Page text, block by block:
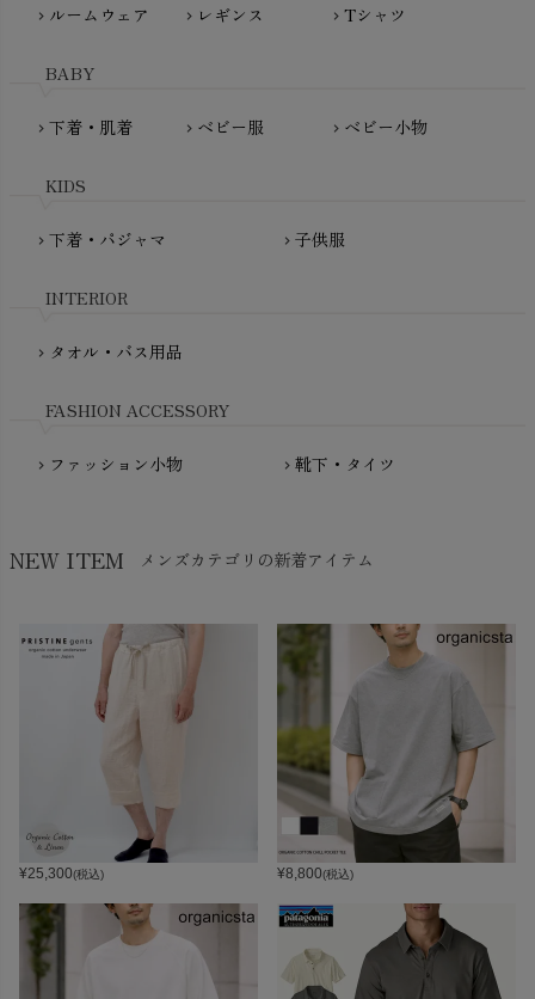
Haruulala（ハルウララ）
PeopleTree（ピープルツリー）
PRISTINE（プリスティン）
fromF（フロムエフ）
maggies（マギーズ）
MATONA（マトナ）
mini rodini（ミニロディーニ）
My Little Cozmo（マイリトルコズモ）
NewNative（ニューネイティブ）
chevron_right ルームウェア chevron_right レギンス chevron_rightTシャツ
BABY
chevron_right 下着・肌着 chevron_right ベビー服 chevron_right ベビー小物
KIDS
chevron_right 下着・パジャマ chevron_right 子供服
INTERIOR
chevron_right タオル・バス用品
FASHION ACCESSORY
chevron_right ファッション小物 chevron_right 靴下・タイツ
NEW ITEM メンズカテゴリの新着アイテム
¥25,300(税込) ¥8,800(税込)